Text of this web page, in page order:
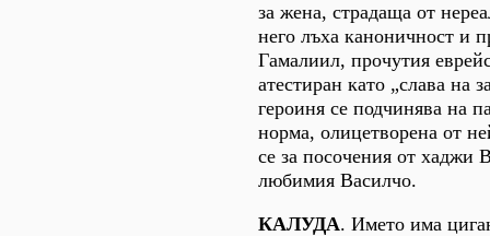
за жена, страдаща от
него лъха каноничност и
Гамалиил, прочутия
атестиран като „слава на
героиня се подчинява на
норма, олицетворена от
се за посочения от хаджи
любимия Василчо.
КАЛУДА. Името има